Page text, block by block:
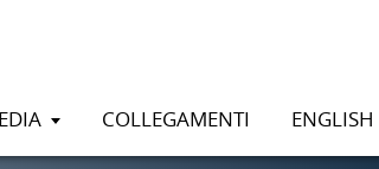
COLLEGAMENTI ENGLISH